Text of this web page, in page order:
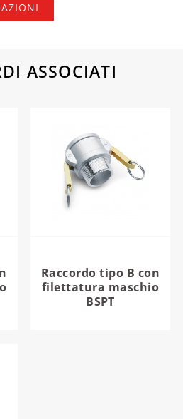
ASSOCIATI
Raccordo tipo B con
filettatura maschio
BSPT